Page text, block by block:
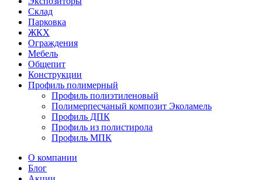
Склад
Парковка
ЖКХ
Ограждения
Мебель
Общепит
Конструкции
Профиль полимерный
Профиль полиэтиленовый
Полимерпесчаный композит Эколамель
Профиль ДПК
Профиль из полистирола
Профиль МПК
О компании
Блог